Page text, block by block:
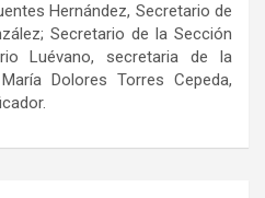
Hernández, Secretario de
Secretario de la Sección
Luévano, secretaria de la
Dolores Torres Cepeda,